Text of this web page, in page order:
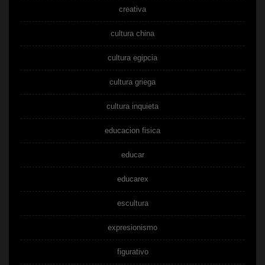
creativa
cultura china
cultura egipcia
cultura griega
cultura inquieta
educacion fisica
educar
educarex
escultura
expresionismo
figurativo